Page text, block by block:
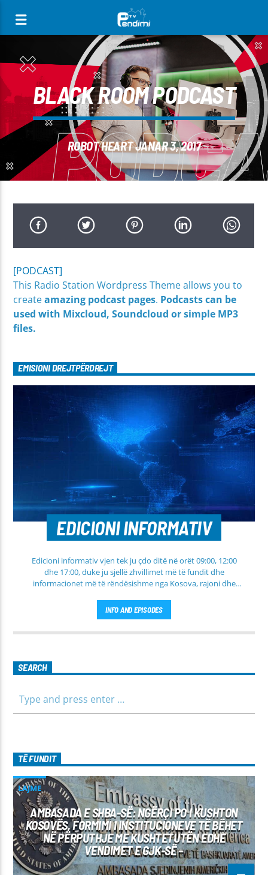
[There are no radio stations in the database]
BLACK ROOM PODCAST
ROBOT HEART JANAR 3, 2017
[PODCAST]
This Radio Station Wordpress Theme allows you to
createamazing podcast pages. Podcasts can be
used with Mixcloud, Soundcloud or simple MP3
files.
EMISIONI DREJTPËRDREJT
EDICIONI INFORMATIV
Edicioni informativ vjen tek ju çdo ditë në orët 09:00, 12:00
dhe 17:00, duke ju sjellë zhvillimet më të fundit dhe
informacionet më të rëndësishme nga Kosova, rajoni dhe
fusha të ndryshme, përfshirë politikën, shoqërinë dhe
ekonominë, si dhe rubrika të veçanta për sportin dhe
parashikimin e motit. Qëndroni me ne për informim të saktë,
INFO AND EPISODES
SEARCH
TË FUNDIT
LAJME
AMBASADA E SHBA-SË: NGËRÇI PO I KUSHTON
KOSOVËS, FORMIMI I INSTITUCIONEVE TË BËHET
NË PËRPUTHJE ME KUSHTETUTËN EDHE
VENDIMET E GJK-SË –